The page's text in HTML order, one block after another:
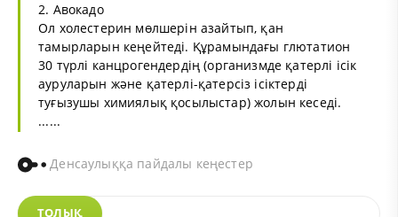
2. Авокадо
Ол холестерин мөлшерін азайтып, қан
тамырларын кеңейтеді. Құрамындағы глютатион
30 түрлі канцрогендердің (организмде қатерлі ісік
ауруларын және қатерлі-қатерсіз ісіктерді
туғызушы химиялық қосылыстар) жолын кеседі.
......
Денсаулыққа пайдалы кеңестер
ТОЛЫҚ